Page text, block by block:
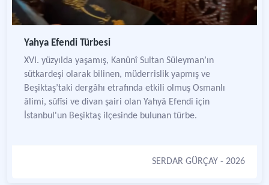
Yahya Efendi Türbesi
XVI. yüzyılda yaşamış, Kanûnî Sultan Süleyman’ın
sütkardeşi olarak bilinen, müderrislik yapmış ve
Beşiktaş’taki dergâhı etrafında etkili olmuş Osmanlı
âlimi, sûfîsi ve divan şairi olan Yahyâ Efendi için
İstanbul'un Beşiktaş ilçesinde bulunan türbe.
SERDAR GÜRÇAY - 2026